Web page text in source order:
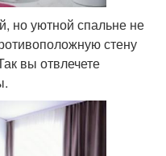
но уютной спальне не
стену
вы отвлечете